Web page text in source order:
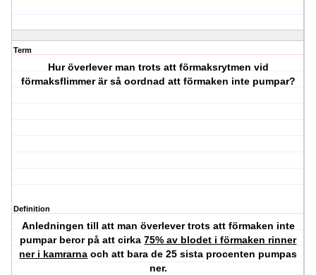
Term
Hur överlever man trots att förmaksrytmen vid
förmaksflimmer är så oordnad att förmaken inte pumpar?
Definition
Anledningen till att man överlever trots att förmaken inte
pumpar beror på att cirka75% av blodet i förmaken rinner
ner i kamrarna och att bara de 25 sista procenten pumpas
ner.